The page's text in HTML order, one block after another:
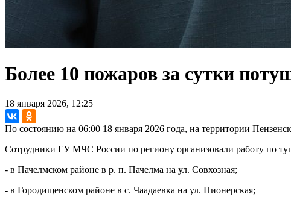
Более 10 пожаров за сутки
18 января 2026, 12:25
По состоянию на 06:00 18 января 2026 года, на территории
Сотрудники ГУ МЧС России по региону организовали работу по
- в Пачелмском районе в р. п. Пачелма на ул. Совхозная;
- в Городищенском районе в с. Чаадаевка на ул. Пионерская;